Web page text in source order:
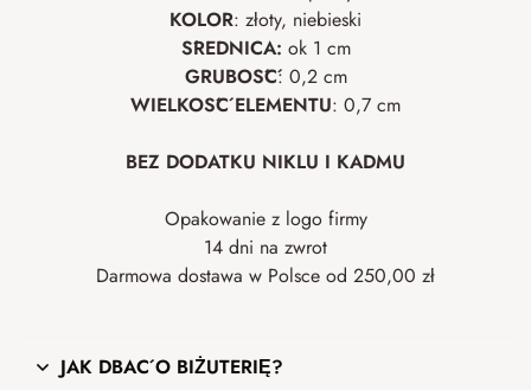
KOLOR: złoty, niebieski
ŚREDNICA: ok 1 cm
GRUBOŚĆ: 0,2 cm
WIELKOŚĆ ELEMENTU: 0,7 cm
BEZ DODATKU NIKLU I KADMU
Opakowanie z logo firmy
14 dni na zwrot
Darmowa dostawa w Polsce od 250,00 zł
JAK DBAĆ O BIŻUTERIĘ?